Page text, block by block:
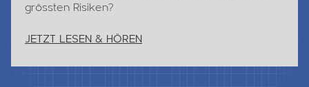
grössten Risiken?
JETZT LESEN & HÖREN